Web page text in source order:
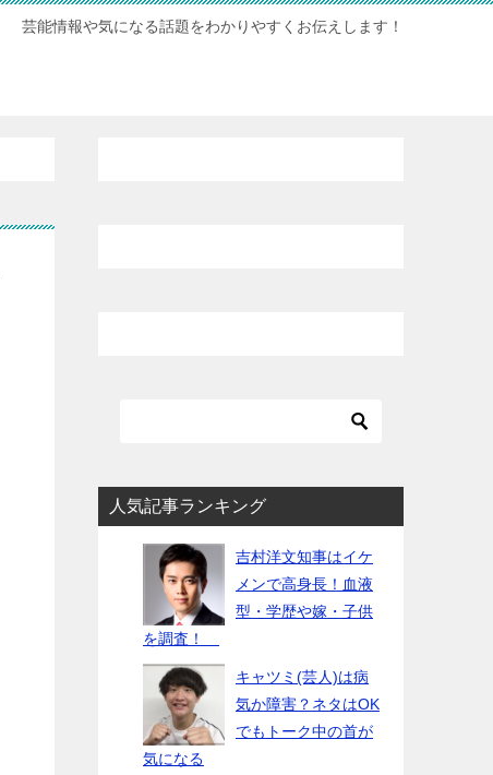
芸能情報や気になる話題をわかりやすくお伝えします！
人気記事ランキング
吉村洋文知事はイケ
メンで高身長！血液
型・学歴や嫁・子供
を調査！
キャツミ(芸人)は病
気か障害？ネタはOK
でもトーク中の首が
気になる